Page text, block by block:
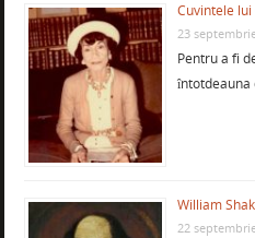
Cuvintele lui
23
Pentru a fi
William
22